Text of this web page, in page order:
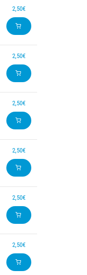
2,50€
2,50€
2,50€
2,50€
2,50€
2,50€